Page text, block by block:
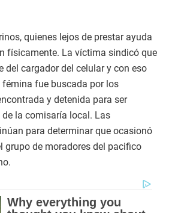
quienes lejos de prestar ayuda
físicamente. La víctima sindicó que
del cargador del celular y con eso
fue buscada por los
y detenida para ser
la comisaría local. Las
para determinar que ocasionó
grupo de moradores del pacifico